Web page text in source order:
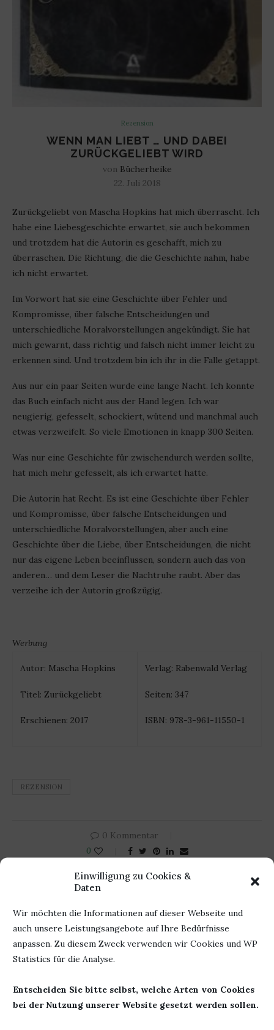
Einwilligung zu Cookies &
Daten
Wir möchten die Informationen auf dieser Webseite und
auch unsere Leistungsangebote auf Ihre Bedürfnisse
anpassen. Zu diesem Zweck verwenden wir Cookies und WP
Statistics für die Analyse.
Entscheiden Sie bitte selbst, welche Arten von Cookies
bei der Nutzung unserer Website gesetzt werden sollen.
Rezension
WENN MAN LIEBT … UND DABEI
ZURÜCKGELIEBT WIRD
von Bücherheike
22. Juli 2018
Zurückgeliebt von Mascha Hopkins hat mich überrascht. Ich
habe eine Liebesgeschichte erwartet, sie auch bekommen
und trotzdem hat die Autorin es geschafft, mich zu
überraschen. Die Richtung, die die Geschichte nahm, habe
ich nicht erwartet.
Im Vorwort hat sie eine Geschichte über Fehler und
Kompromisse, über falsche Entscheidungen und
unterschiedliche Moralvorstellungen angekündigt. Sie hat
mich gewarnt, dass richtig und falsch nicht immer leicht zu
erkennen sind. Und trotzdem bin ich ihr in die Falle getappt.
Aus nur ein paar Seiten wurde eine lange Nacht. Ich konnte
das Buch einfach nicht aus der Hand legen. Ich war
neugierig, gefesselt, schockiert, wütend und manchmal auch
etwas verzweifelt. So viele Emotionen in knapp 300 Seiten.
Was nur eine Geschichte für zwischendurch werden sollte,
hat mich mehr gefesselt, als ich erwartet hatte.
Die Autorin hat Recht. Es ist eine Geschichte über Fehler
und Kompromisse, über falsche Entscheidungen und
unterschiedliche Moralvorstellungen, aber auch eine
Geschichte über die Liebe, über Entscheidungen, die nicht
nur das eigene Leben beeinflussen, sondern auch das von
anderen… und dem Leser die Nachtruhe raubt. Aber das
verzeihe ich der Autorin großzügig.
Werbung
Autor: Mascha Hopkins
Titel: Zurückgeliebt
Erschienen: 2017
Verlag: Rabenwald Verlag
Seiten: 347
ISBN: 978-3-961-11550-1
REZENSION
0 Kommentar
0